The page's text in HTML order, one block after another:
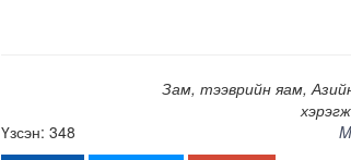
Зам, тээврийн яам,
Үзсэн: 348